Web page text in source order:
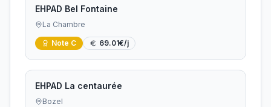
EHPAD Bel Fontaine
La Chambre
Note C 69.01€/j
EHPAD La centaurée
Bozel